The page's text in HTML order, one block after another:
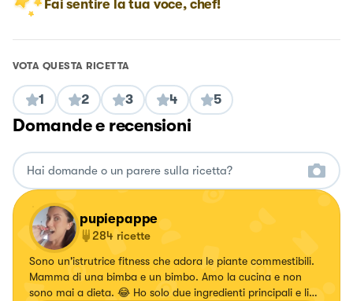
Fai sentire la tua voce, chef!
VOTA QUESTA RICETTA
1 2 3 4 5
Domande e recensioni
pupiepappe
284 ricette
Sono un'istrutrice fitness che adora le piante commestibili.
Mamma di una bimba e un bimbo. Amo la cucina e non
sono mai a dieta. 😂 Ho solo due ingredienti principali e li